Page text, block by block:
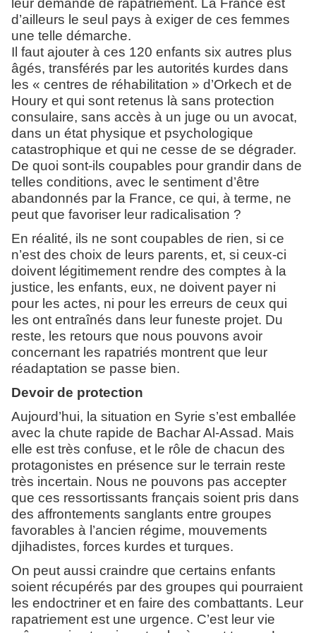
leur demande de rapatriement. La France est
d’ailleurs le seul pays à exiger de ces femmes
une telle démarche.
Il faut ajouter à ces 120 enfants six autres plus
âgés, transférés par les autorités kurdes dans
les « centres de réhabilitation » d’Orkech et de
Houry et qui sont retenus là sans protection
consulaire, sans accès à un juge ou un avocat,
dans un état physique et psychologique
catastrophique et qui ne cesse de se dégrader.
De quoi sont-ils coupables pour grandir dans de
telles conditions, avec le sentiment d’être
abandonnés par la France, ce qui, à terme, ne
peut que favoriser leur radicalisation ?
En réalité, ils ne sont coupables de rien, si ce
n’est des choix de leurs parents, et, si ceux-ci
doivent légitimement rendre des comptes à la
justice, les enfants, eux, ne doivent payer ni
pour les actes, ni pour les erreurs de ceux qui
les ont entraînés dans leur funeste projet. Du
reste, les retours que nous pouvons avoir
concernant les rapatriés montrent que leur
réadaptation se passe bien.
Devoir de protection
Aujourd’hui, la situation en Syrie s’est emballée
avec la chute rapide de Bachar Al-Assad. Mais
elle est très confuse, et le rôle de chacun des
protagonistes en présence sur le terrain reste
très incertain. Nous ne pouvons pas accepter
que ces ressortissants français soient pris dans
des affrontements sanglants entre groupes
favorables à l’ancien régime, mouvements
djihadistes, forces kurdes et turques.
On peut aussi craindre que certains enfants
soient récupérés par des groupes qui pourraient
les endoctriner et en faire des combattants. Leur
rapatriement est une urgence. C’est leur vie